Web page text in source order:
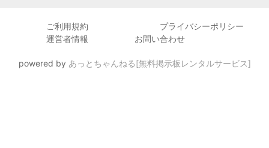
ご利用規約
プライバシーポリシー
運営者情報
お問い合わせ
powered by あっとちゃんねる[無料掲示板レンタルサービス]